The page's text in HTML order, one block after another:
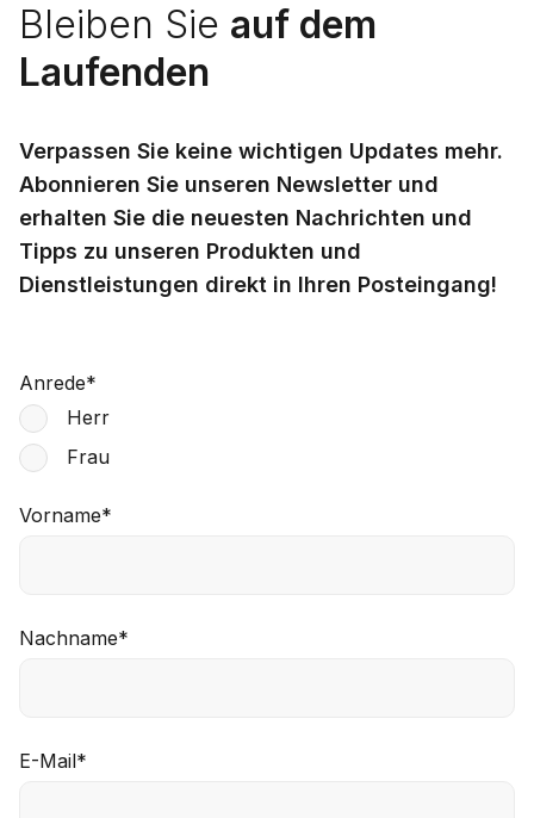
Bleiben Sie auf dem
Laufenden
Verpassen Sie keine wichtigen Updates mehr.
Abonnieren Sie unseren Newsletter und
erhalten Sie die neuesten Nachrichten und
Tipps zu unseren Produkten und
Dienstleistungen direkt in Ihren Posteingang!
Anrede*
Herr
Frau
Vorname*
Nachname*
E-Mail*